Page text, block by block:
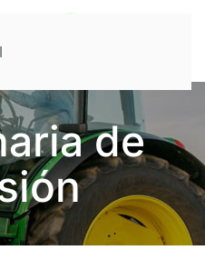
de